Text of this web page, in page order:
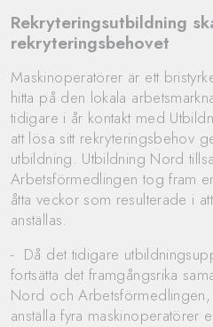
Rekryteringsutbildning
rekryteringsbehovet
Maskinoperatörer är ett
hitta på den lokala
tidigare i år kontakt med
att lösa sitt rekryteringsbehov
utbildning. Utbildning Nord
Arbetsförmedlingen tog fram
åtta veckor som resulterade i
anställas.
- Då det tidigare
fortsätta det framgångsrika
Nord och Arbetsförmedlingen,
anställa fyra maskinoperatörer